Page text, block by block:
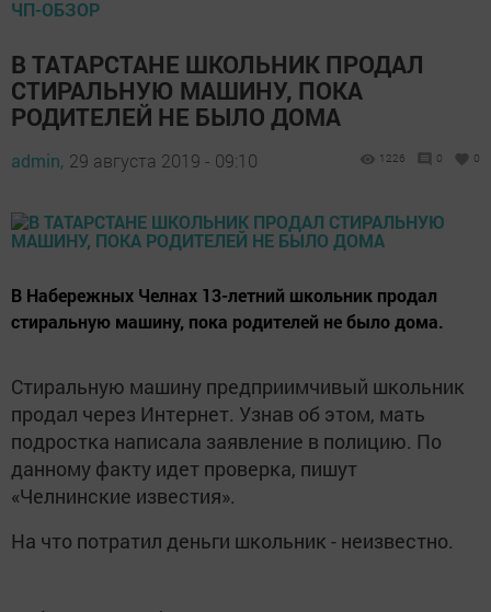
ЧП-ОБЗОР
В ТАТАРСТАНЕ ШКОЛЬНИК ПРОДАЛ
СТИРАЛЬНУЮ МАШИНУ, ПОКА
РОДИТЕЛЕЙ НЕ БЫЛО ДОМА
admin, 29 августа 2019 - 09:10 1226 0 0
В Набережных Челнах 13-летний школьник продал
стиральную машину, пока родителей не было дома.
Стиральную машину предприимчивый школьник
продал через Интернет. Узнав об этом, мать
подростка написала заявление в полицию. По
данному факту идет проверка, пишут
«Челнинские известия».
На что потратил деньги школьник - неизвестно.